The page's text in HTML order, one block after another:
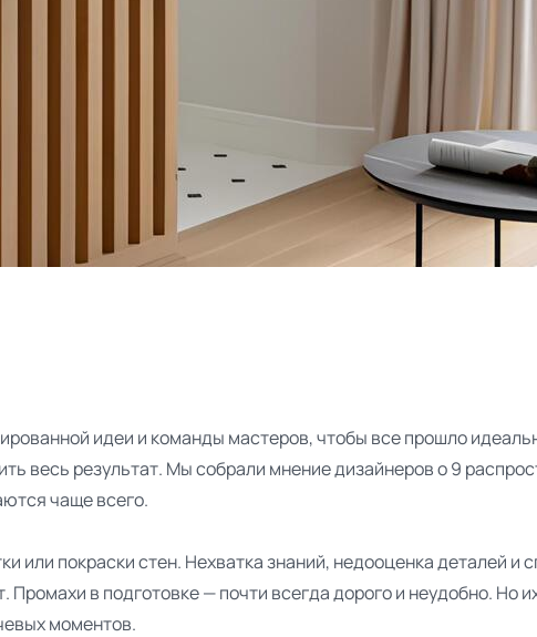
идеи и команды мастеров, чтобы все прошло
весь результат. Мы собрали мнение дизайнеров о 9
чаще всего.
или покраски стен. Нехватка знаний, недооценка деталей и
в подготовке — почти всегда дорого и неудобно. Но
моментов.